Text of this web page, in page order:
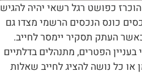
כפושט רגל רשאי יהיה להגיש
המועד שנקבע. תסקיר כונס הנכסים כונס הנכסים הרשמי מצדו גם
החייב, חובותיו ונכסיו כאשר העתק תסקיר יימסר לחייב.
הפטרים, מתנהלים בדלתיים
כל נושה להציג לחייב שאלות